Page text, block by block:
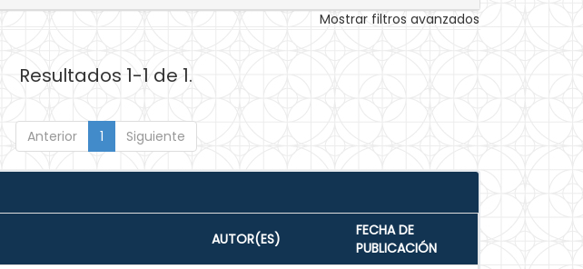
Mostrar filtros avanzados
Resultados 1-1 de 1.
Anterior 1 Siguiente
AUTOR(ES)
FECHA DE
PUBLICACIÓN